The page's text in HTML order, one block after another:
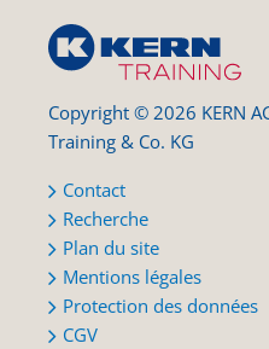
Copyright © 2026 KERN
Training & Co. KG
Contact
Recherche
Plan du site
Mentions légales
Protection des données
CGV